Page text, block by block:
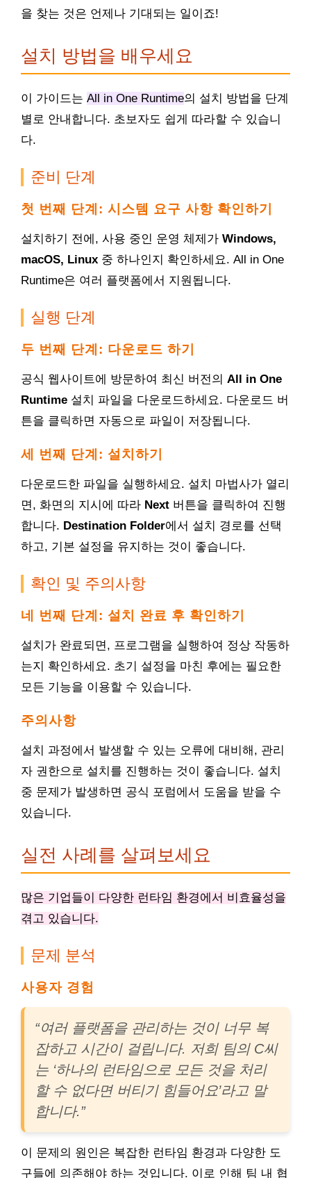
을 찾는 것은 언제나 기대되는 일이죠!
설치 방법을 배우세요
이 가이드는 All in One Runtime의 설치 방법을 단계
별로 안내합니다. 초보자도 쉽게 따라할 수 있습니
다.
준비 단계
첫 번째 단계: 시스템 요구 사항 확인하기
설치하기 전에, 사용 중인 운영 체제가 Windows,
macOS, Linux 중 하나인지 확인하세요. All in One
Runtime은 여러 플랫폼에서 지원됩니다.
실행 단계
두 번째 단계: 다운로드 하기
공식 웹사이트에 방문하여 최신 버전의 All in One
Runtime 설치 파일을 다운로드하세요. 다운로드 버
튼을 클릭하면 자동으로 파일이 저장됩니다.
세 번째 단계: 설치하기
다운로드한 파일을 실행하세요. 설치 마법사가 열리
면, 화면의 지시에 따라 Next 버튼을 클릭하여 진행
합니다. Destination Folder에서 설치 경로를 선택
하고, 기본 설정을 유지하는 것이 좋습니다.
확인 및 주의사항
네 번째 단계: 설치 완료 후 확인하기
설치가 완료되면, 프로그램을 실행하여 정상 작동하
는지 확인하세요. 초기 설정을 마친 후에는 필요한
모든 기능을 이용할 수 있습니다.
주의사항
설치 과정에서 발생할 수 있는 오류에 대비해, 관리
자 권한으로 설치를 진행하는 것이 좋습니다. 설치
중 문제가 발생하면 공식 포럼에서 도움을 받을 수
있습니다.
실전 사례를 살펴보세요
많은 기업들이 다양한 런타임 환경에서 비효율성을
겪고 있습니다.
문제 분석
사용자 경험
“여러 플랫폼을 관리하는 것이 너무 복
잡하고 시간이 걸립니다. 저희 팀의 C씨
는 ‘하나의 런타임으로 모든 것을 처리
할 수 없다면 버티기 힘들어요’라고 말
합니다.”
이 문제의 원인은 복잡한 런타임 환경과 다양한 도
구들에 의존해야 하는 것입니다. 이로 인해 팀 내 협